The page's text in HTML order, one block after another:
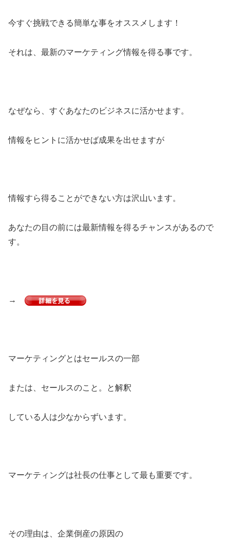
今すぐ挑戦できる簡単な事をオススメします！
それは、最新のマーケティング情報を得る事です。
なぜなら、すぐあなたのビジネスに活かせます。
情報をヒントに活かせば成果を出せますが
情報すら得ることができない方は沢山います。
あなたの目の前には最新情報を得るチャンスがあるので
す。
→
マーケティングとはセールスの一部
または、セールスのこと。と解釈
している人は少なからずいます。
マーケティングは社長の仕事として最も重要です。
その理由は、企業倒産の原因の